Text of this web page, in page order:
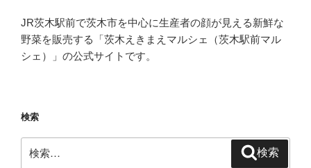
JR茨木駅前で茨木市を中心に生産者の顔が見える新鮮な
野菜を販売する「茨木えきまえマルシェ（茨木駅前マル
シェ）」の公式サイトです。
検索
索:
検索